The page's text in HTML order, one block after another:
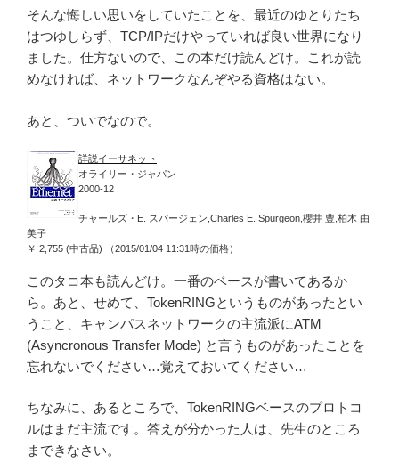
そんな悔しい思いをしていたことを、最近のゆとりたち
はつゆしらず、TCP/IPだけやっていれば良い世界になり
ました。仕方ないので、この本だけ読んどけ。これが読
めなければ、ネットワークなんぞやる資格はない。
あと、ついでなので。
詳説イーサネット
オライリー・ジャパン
2000-12
チャールズ・E. スパージェン,Charles E. Spurgeon,櫻井 豊,柏木 由
美子
￥ 2,755 (中古品) （2015/01/04 11:31時の価格）
このタコ本も読んどけ。一番のベースが書いてあるか
ら。あと、せめて、TokenRINGというものがあったとい
うこと、キャンパスネットワークの主流派にATM
(Asyncronous Transfer Mode) と言うものがあったことを
忘れないでください…覚えておいてください…
ちなみに、あるところで、TokenRINGベースのプロトコ
ルはまだ主流です。答えが分かった人は、先生のところ
まできなさい。